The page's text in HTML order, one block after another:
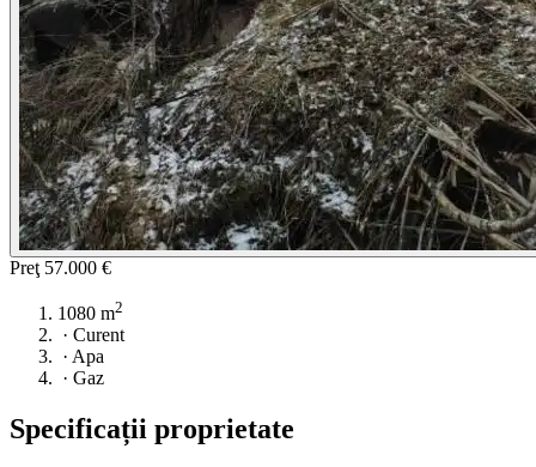
Preţ 57.000 €
1080 m2
· Curent
· Apa
· Gaz
Specificații proprietate